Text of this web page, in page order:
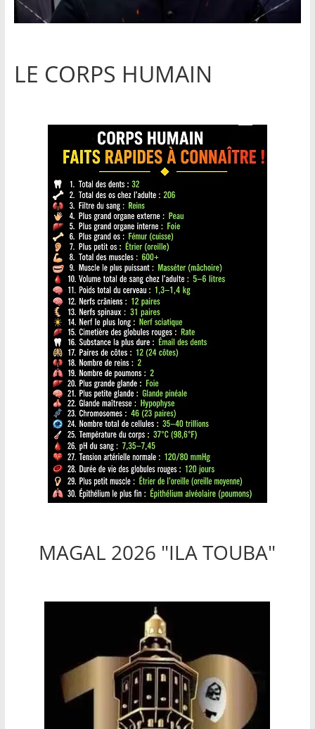
LE CORPS HUMAIN
MAGAL 2026 "ILA TOUBA"